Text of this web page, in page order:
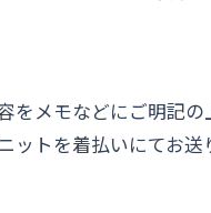
をメモなどにご明記
ットを着払いにてお送